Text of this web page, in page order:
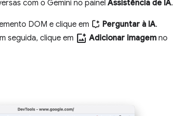
com o Gemini no painelAssistência de IA.
DOM e clique em Perguntar à IA.
seguida, clique em add_photo_alternate Adicionar imagem no